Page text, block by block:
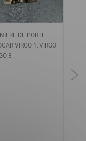
DE PORTE
VIRGO 1, VIRGO
3